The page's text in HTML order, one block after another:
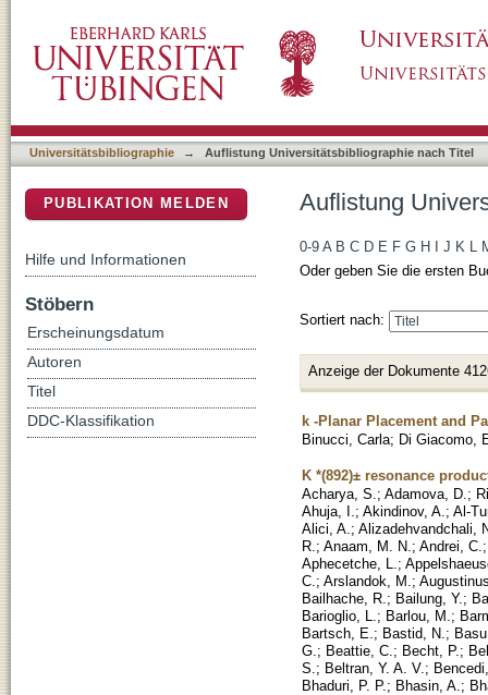
Universitätsbibliographie → Auflistung Universitätsbibliographie nach Titel
Auflistung
0-9 A B C D E F G H J K L
Oder geben Sie die ersten
Sortiert nach:
Anzeige der Dokumente
k -Planar Placement and
Binucci, Carla; Di Giacomo,
K *(892)± resonance
Acharya, S. ; Adamova, D. ;
Ahuja, I. ; Akindinov, A. ; Al-
Alici, A. ; Alizadehvandchali,
R. ; Anaam, M. N. ; Andrei, C.
Aphecetche, L. ;
C. ; Arslandok, M. ;
Bailhache, R. ; Bailung, Y. ;
Barioglio, L. ; Barlou, M. ;
Bartsch, E. ; Bastid, N. ;
G. ; Beattie, C. ; Becht, P. ;
S. ; Beltran, Y. A. V. ;
Bhaduri, P. P. ; Bhasin, A. ;
PUBLIKATION MELDEN
Hilfe und Informationen
Stöbern
Erscheinungsdatum
Autoren
Titel
DDC-Klassifikation